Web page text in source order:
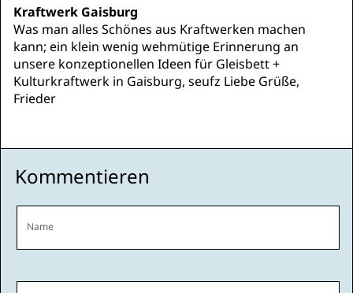
Kraftwerk Gaisburg
Was man alles Schönes aus Kraftwerken machen
kann; ein klein wenig wehmütige Erinnerung an
unsere konzeptionellen Ideen für Gleisbett +
Kulturkraftwerk in Gaisburg, seufz Liebe Grüße,
Frieder
Kommentieren
Name